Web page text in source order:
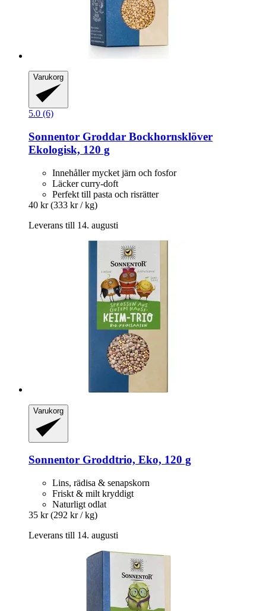
Varukorg
5.0 (6)
Sonnentor Groddar Bockhornsklöver
Ekologisk, 120 g
Innehåller mycket järn och fosfor
Läcker curry-doft
Perfekt till pasta och risrätter
40 kr (333 kr / kg)
Leverans till 14. augusti
Varukorg
Sonnentor Groddtrio, Eko, 120 g
Lins, rädisa & senapskorn
Friskt & milt kryddigt
Naturligt odlat
35 kr (292 kr / kg)
Leverans till 14. augusti